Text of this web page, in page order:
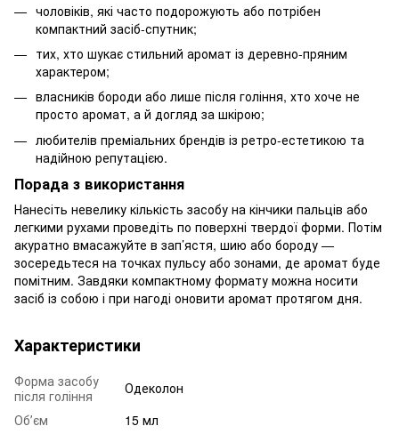
чоловіків, які часто подорожують або потрібен
компактний засіб-спутник;
тих, хто шукає стильний аромат із деревно-пряним
характером;
власників бороди або лише після гоління, хто хоче не
просто аромат, а й догляд за шкірою;
любителів преміальних брендів із ретро-естетикою та
надійною репутацією.
Порада з використання
Нанесіть невелику кількість засобу на кінчики пальців або
легкими рухами проведіть по поверхні твердої форми. Потім
акуратно вмасажуйте в зап’ястя, шию або бороду —
зосередьтеся на точках пульсу або зонами, де аромат буде
помітним. Завдяки компактному формату можна носити
засіб із собою і при нагоді оновити аромат протягом дня.
Характеристики
Форма засобу
після гоління
Одеколон
Обʼєм
15 мл